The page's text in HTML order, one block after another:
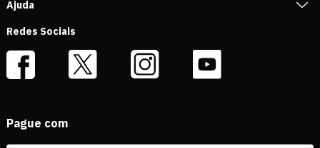
Ajuda
Redes Sociais
Pague com